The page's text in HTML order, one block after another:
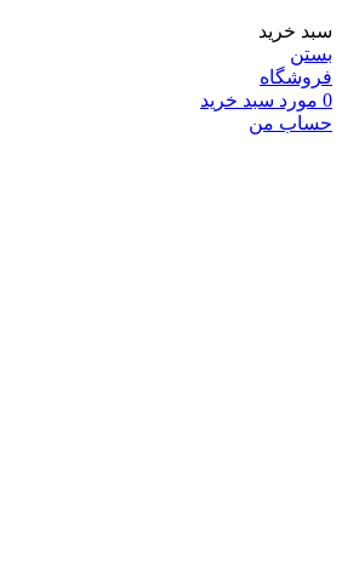
سبد خرید
بستن
فروشگاه
0 مورد سبد خرید
حساب من